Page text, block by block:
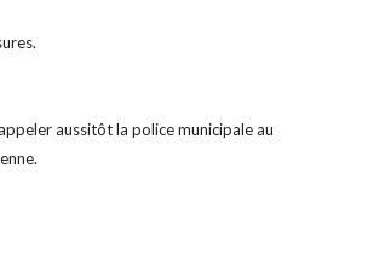
aussitôt la police municipale au